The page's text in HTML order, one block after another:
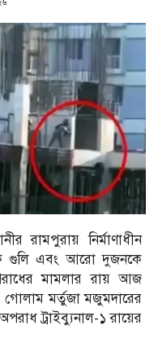
রামপুরায় নির্মাণাধীন
গুলি এবং আরো দুজনকে
মামলার রায় আজ
মর্তুজা মজুমদারের
ট্রাইব্যুনাল-১ রায়ের